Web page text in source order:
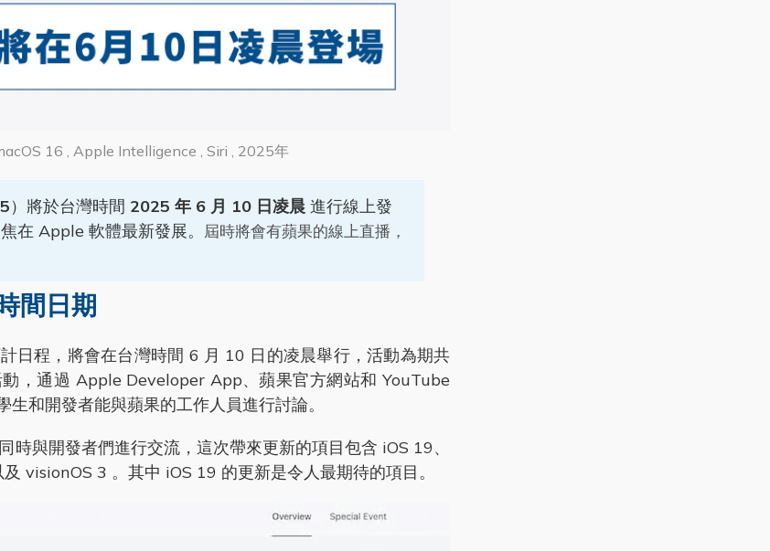
16 , Apple Intelligence , Siri , 2025年
）將於台灣時間 2025 年 6 月 10 日凌晨 進行線上發
在 Apple 軟體最新發展。
屆時將會有蘋果的線上直播，
間日期
日程，將會在台灣時間 6 月 10 日的凌晨舉行，活動為期共
，通過 Apple Developer App、蘋果官方網站和 YouTube
和開發者能與蘋果的工作人員進行討論。
與開發者們進行交流，這次帶來更新的項目包含 iOS 19、
visionOS 3 。其中 iOS 19 的更新是令人最期待的項目。